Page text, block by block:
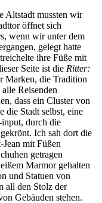
Altstadt mussten wir
öffnet sich
wenn wir unter dem
gelegt hatte
ihre Füße mit
Seite ist die Ritter:
Marken, die Tradition
Reisenden
dass ein Cluster von
die Stadt selbst, eine
durch die
Ich sah dort die
mit Füßen
getragen
Marmor gehalten
und Statuen von
all den Stolz der
Gebäuden stehen.